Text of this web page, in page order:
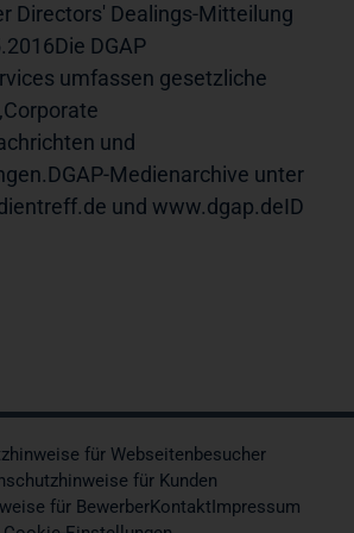
Directors' Dealings-Mitteilung
DGAP
umfassen gesetzliche
und
Medienarchive unter
und www.dgap.deID
für Webseitenbesucher
für Kunden
für BewerberKontaktImpressum